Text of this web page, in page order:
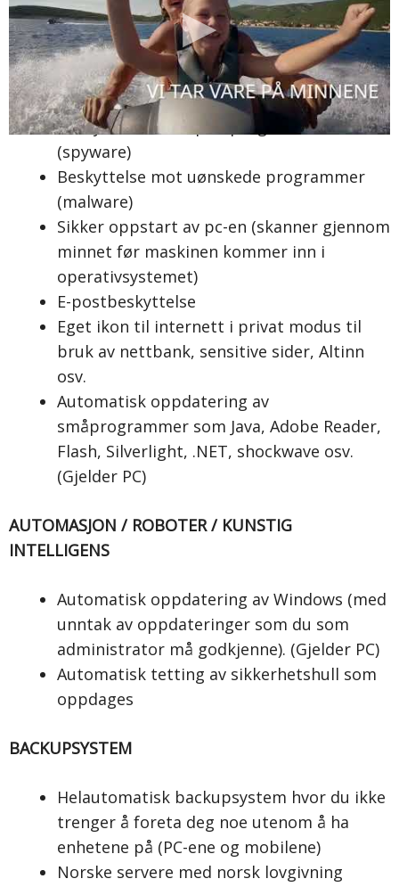
SIKKERHET
Antivirus laget for bedriftsmarkedet
Brannmur laget for bedriftsmarkedet
Beskyttelse mot spionprogrammer
(spyware)
Beskyttelse mot uønskede programmer
(malware)
Sikker oppstart av pc-en (skanner gjennom
minnet før maskinen kommer inn i
operativsystemet)
E-postbeskyttelse
Eget ikon til internett i privat modus til
bruk av nettbank, sensitive sider, Altinn
osv.
Automatisk oppdatering av
småprogrammer som Java, Adobe Reader,
Flash, Silverlight, .NET, shockwave osv.
(Gjelder PC)
AUTOMASJON / ROBOTER / KUNSTIG
INTELLIGENS
Automatisk oppdatering av Windows (med
unntak av oppdateringer som du som
administrator må godkjenne). (Gjelder PC)
Automatisk tetting av sikkerhetshull som
oppdages
BACKUPSYSTEM
Helautomatisk backupsystem hvor du ikke
trenger å foreta deg noe utenom å ha
enhetene på (PC-ene og mobilene)
Norske servere med norsk lovgivning